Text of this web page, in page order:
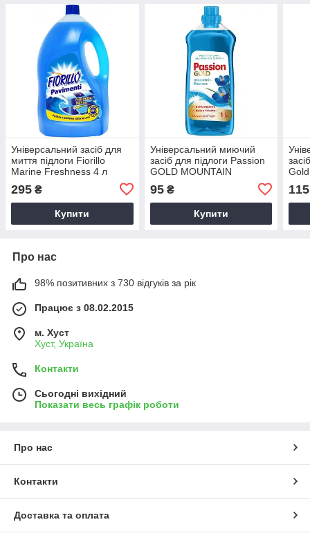
Універсальний засіб для
миття підлоги Fiorillo
Marine Freshness 4 л
295 ₴
Купити
Універсальний миючий
засіб для підлоги Passion
GOLD MOUNTAIN
95₴
Купити
115
Про нас
98% позитивних з 730 відгуків за рік
Працює з 08.02.2015
м. Хуст
Хуст, Україна
Контакти
Сьогодні вихідний
Показати весь графік роботи
Про нас
Контакти
Доставка та оплата